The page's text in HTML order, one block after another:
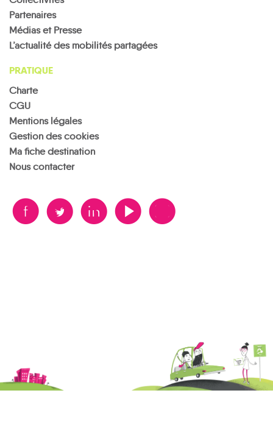
Partenaires
Médias et Presse
L’actualité des mobilités partagées
PRATIQUE
Charte
CGU
Mentions légales
Gestion des cookies
Ma fiche destination
Nous contacter
B A D F V